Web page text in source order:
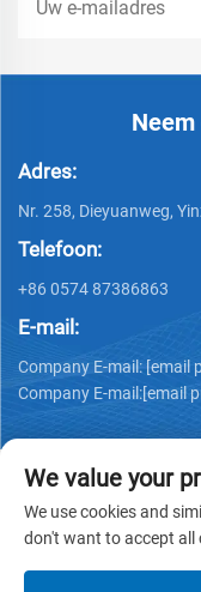
Adres:
Nr. 258, Dieyuanweg,
Telefoon:
+86 0574 87386863
E-mail:
Company E-mail:[email
Company E-mail:[email
We value your
We use cookies and
don't want to accept all